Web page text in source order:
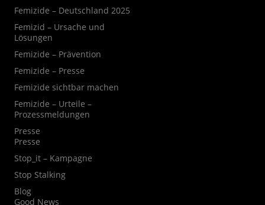
Femizide – Deutschland 2025
Femizid – Ursache und
Lösungen
Femizide – Prävention
Femizide – Presse
Femizide sichtbar machen
Femizide – Urteile –
Prozessmeldungen
Presse
Presse
Stop_it – Kampagne
Stop Stalking
Blog
Good News